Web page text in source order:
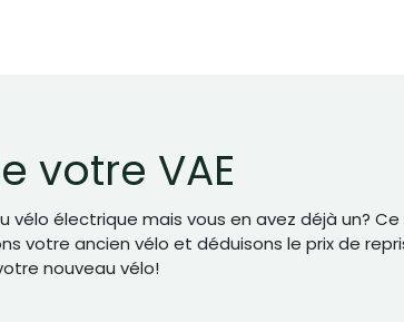
votre VAE
vélo électrique mais vous en avez déjà un?
votre ancien vélo et déduisons le prix de
nouveau vélo!